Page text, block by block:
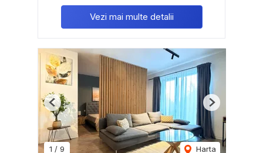
Vezi mai multe detalii
1 / 9 Harta
Previous Next